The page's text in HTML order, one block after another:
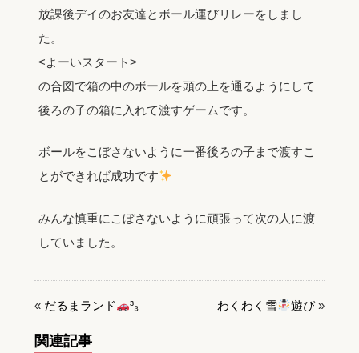
放課後デイのお友達とボール運びリレーをしまし
た。
<よーいスタート>
の合図で箱の中のボールを頭の上を通るようにして
後ろの子の箱に入れて渡すゲームです。
ボールをこぼさないように一番後ろの子まで渡すこ
とができれば成功です
みんな慎重にこぼさないように頑張って次の人に渡
していました。
« だるまランド ³₃ わくわく雪 遊び»
関連記事